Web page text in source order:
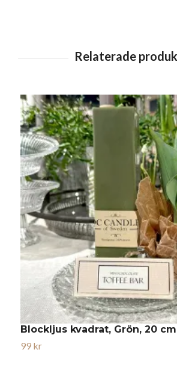
Blockljus kvadrat, Grön, 20 cm
99 kr